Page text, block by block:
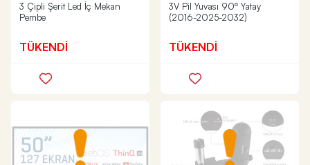
3 Çipli Şerit Led İç Mekan
Pembe
TÜKENDİ
3V Pil Yuvası 90º Yatay
(2016-2025-2032)
TÜKENDİ